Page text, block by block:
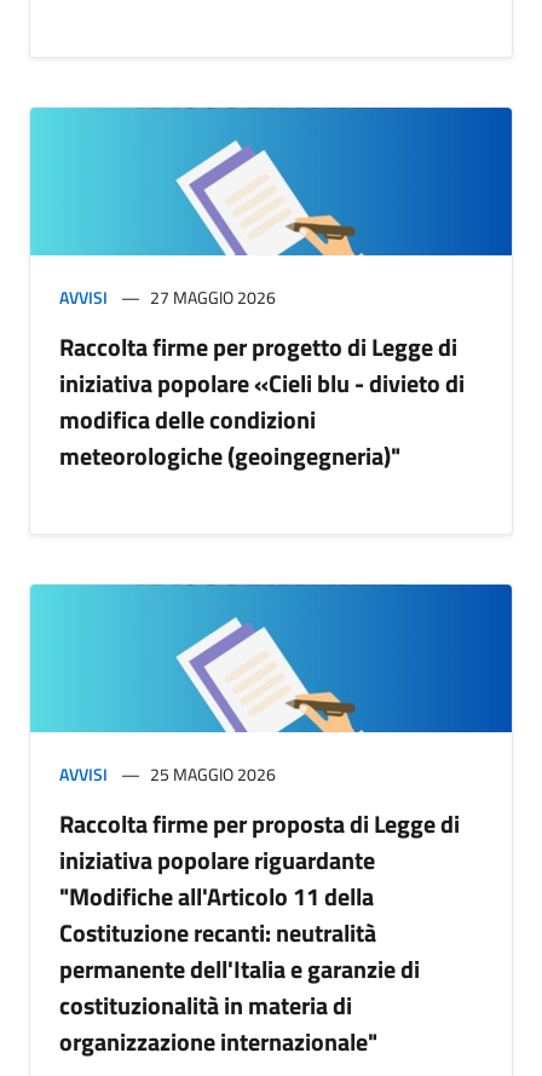
AVVISI 27 MAGGIO 2026
Raccolta firme per progetto di Legge di
iniziativa popolare «Cieli blu - divieto di
modifica delle condizioni
meteorologiche (geoingegneria)"
AVVISI 25 MAGGIO 2026
Raccolta firme per proposta di Legge di
iniziativa popolare riguardante
"Modifiche all'Articolo 11 della
Costituzione recanti: neutralità
permanente dell'Italia e garanzie di
costituzionalità in materia di
organizzazione internazionale"